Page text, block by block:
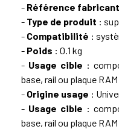
- Référence fabricant
- Type de produit :
- Compatibilité :
- Poids : 0.1 kg
- Usage cible :
base, rail ou plaque RAM
- Origine usage :
- Usage cible :
base, rail ou plaque RAM